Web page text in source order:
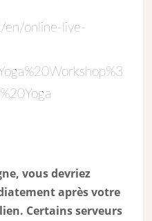
en/online-live-
vous devriez
après votre
Certains serveurs